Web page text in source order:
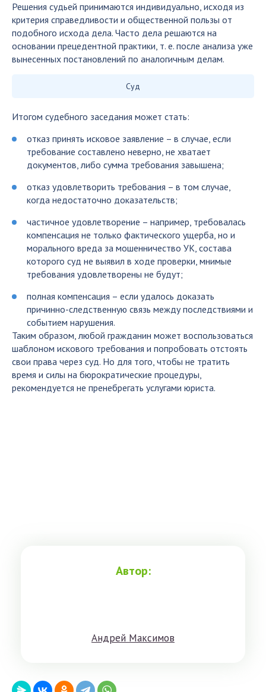
Решения судьей принимаются индивидуально, исходя из
критерия справедливости и общественной пользы от
подобного исхода дела. Часто дела решаются на
основании прецедентной практики, т. е. после анализа уже
вынесенных постановлений по аналогичным делам.
Суд
Итогом судебного заседания может стать:
отказ принять исковое заявление – в случае, если
требование составлено неверно, не хватает
документов, либо сумма требования завышена;
отказ удовлетворить требования – в том случае,
когда недостаточно доказательств;
частичное удовлетворение – например, требовалась
компенсация не только фактического ущерба, но и
морального вреда за мошенничество УК, состава
которого суд не выявил в ходе проверки, мнимые
требования удовлетворены не будут;
полная компенсация – если удалось доказать
причинно-следственную связь между последствиями и
событием нарушения.
Таким образом, любой гражданин может воспользоваться
шаблоном искового требования и попробовать отстоять
свои права через суд. Но для того, чтобы не тратить
время и силы на бюрократические процедуры,
рекомендуется не пренебрегать услугами юриста.
Автор:
Aндрeй Мaксимoв